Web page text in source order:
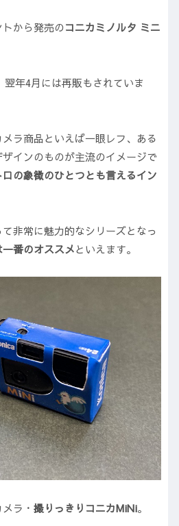
から発売のコニカミノルタ ミニ
翌年4月には再販もされていま
ラ商品といえば一眼レフ、ある
インのものが主流のイメージで
の象徴のひとつとも言えるイン
非常に魅力的なシリーズとなっ
番のオススメといえます。
ラ・ 撮りっきりコニカMiNi。